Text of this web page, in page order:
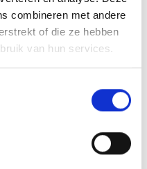
combineren met andere
of die ze hebben
van hun services.